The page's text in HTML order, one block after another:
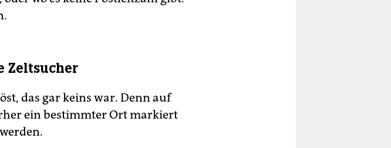
Zeltsucher
das gar keins war. Denn auf
ein bestimmter Ort markiert